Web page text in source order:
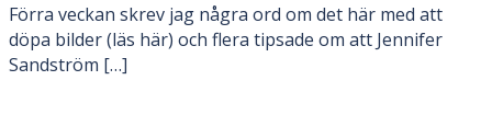
Förra veckan skrev jag några ord om det här med att
döpa bilder (läs här) och flera tipsade om att Jennifer
Sandström […]